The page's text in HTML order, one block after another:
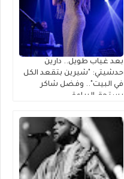
بعد غياب طويل.. دارين
حدشيتي: "شيرين بتقعد الكل
في البيت".. وفضل شاكر
يستحق البراءة